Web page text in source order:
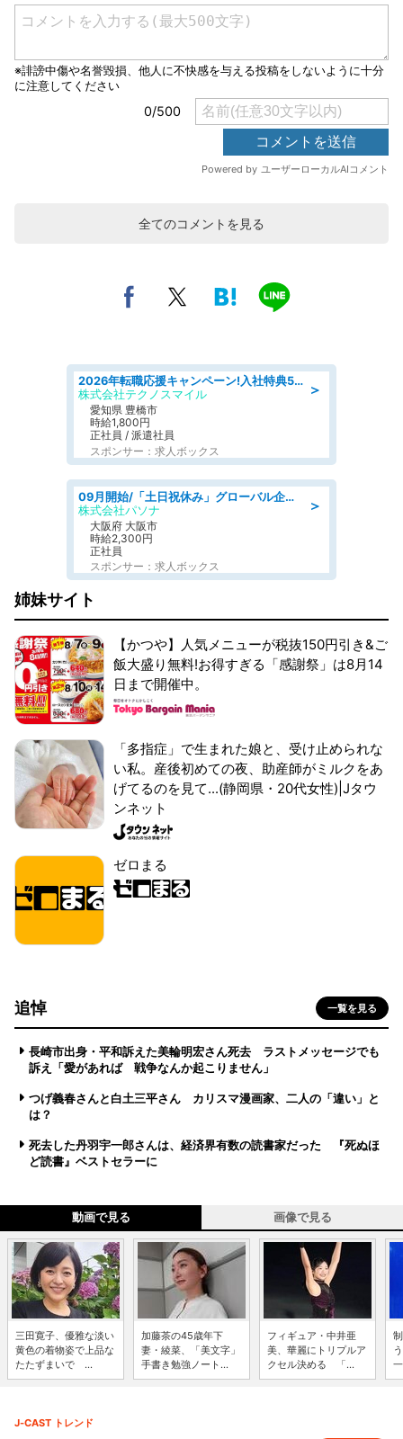
全てのコメントを見る
＞
2026年転職応援キャンペーン!入社特典58万円/デンソーで働こう!自動車工場で小型部品の検査業務 denso aichi
株式会社テクノスマイル
愛知県 豊橋市
時給1,800円
正社員 / 派遣社員
スポンサー：求人ボックス
＞
09月開始/「土日祝休み」グローバル企業での産業保健のお仕事/保健師/高時給/残業なし/服装自由
株式会社パソナ
大阪府 大阪市
時給2,300円
正社員
スポンサー：求人ボックス
姉妹サイト
【かつや】人気メニューが税抜150円引き&ご
飯大盛り無料!お得すぎる「感謝祭」は8月14
日まで開催中。
「多指症」で生まれた娘と、受け止められな
い私。産後初めての夜、助産師がミルクをあ
げてるのを見て...(静岡県・20代女性)|Jタウ
ンネット
ゼロまる
追悼 一覧を見る
長崎市出身・平和訴えた美輪明宏さん死去 ラストメッセージでも
訴え「愛があれば 戦争なんか起こりません」
つげ義春さんと白土三平さん カリスマ漫画家、二人の「違い」と
は？
死去した丹羽宇一郎さんは、経済界有数の読書家だった 『死ぬほ
ど読書』ベストセラーに
動画で見る 画像で見る
三田寛子、優雅な淡い
黄色の着物姿で上品な
たたずまいで ...
加藤茶の45歳年下
妻・綾菜、「美文字」
手書き勉強ノート...
フィギュア・中井亜
美、華麗にトリプルア
クセル決める 「...
J-CAST トレンド